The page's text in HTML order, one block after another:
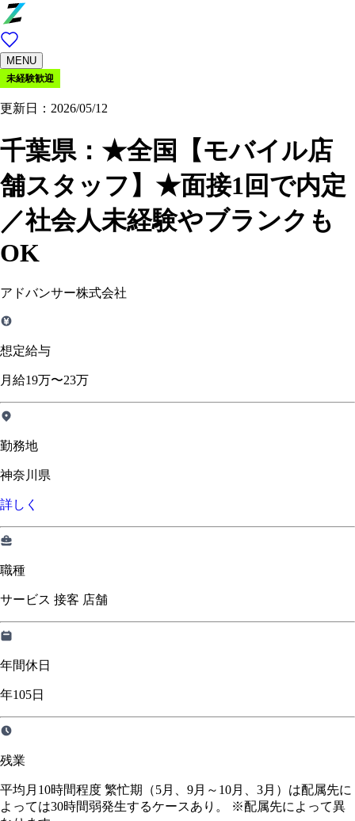
MENU
未経験歓迎
更新日：2026/05/12
千葉県： ★全国【モバイル店
舗スタッフ】★面接1回で内定
／社会人未経験やブランクも
OK
アドバンサー株式会社
想定給与
月給19万〜23万
勤務地
神奈川県
詳しく
職種
サービス 接客 店舗
年間休日
年105日
残業
平均月10時間程度 繁忙期（5月、9月～10月、3月）は配属先に
よっては30時間弱発生するケースあり。 ※配属先によって異